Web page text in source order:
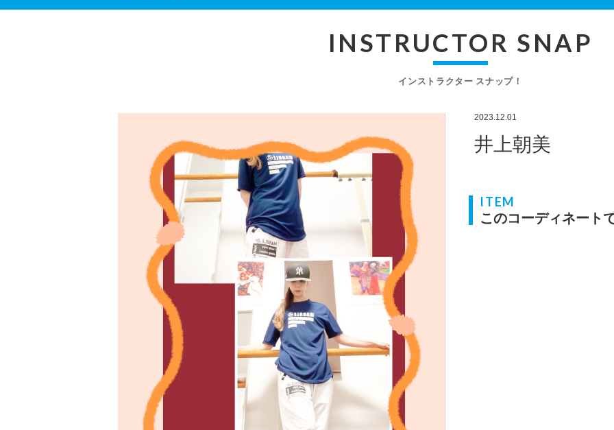
INSTRUCTOR SNAP
インストラクター スナップ！
2023.12.01
井上朝美
ITEM
このコーディネート